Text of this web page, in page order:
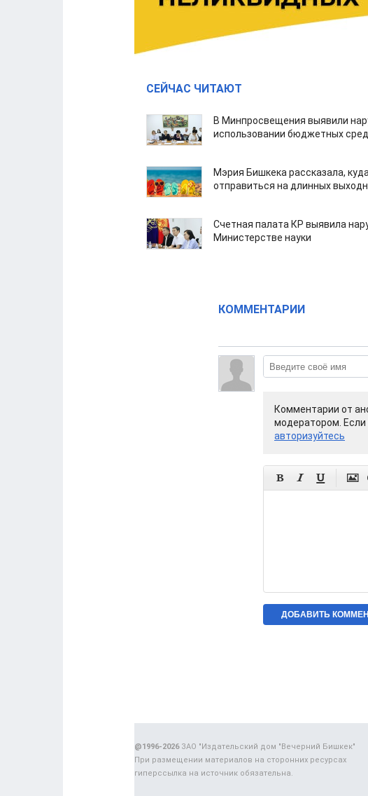
СЕЙЧАС ЧИТАЮТ
В Минпросвещения выявили
использовании бюджетных
Мэрия Бишкека рассказала,
отправиться на длинных
Счетная палата КР выявила
Министерстве науки
КОММЕНТАРИИ
Комментарии от
модератором. Если
авторизуйтесь
   
@1996-2026ЗАО "Издательский дом "Вечерний Бишкек"
При размещении материалов на сторонних ресурсах
гиперссылка на источник обязательна.